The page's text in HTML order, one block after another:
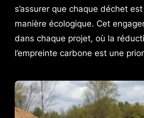
s’assurer que chaque déchet
manière écologique. Cet
dans chaque projet, où la
l’empreinte carbone est une